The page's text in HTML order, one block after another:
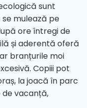
sunt
mulează pe
ore întregi de
și aderentă oferă
branțurile moi
Copiii pot
la joacă în parc
vacanță,